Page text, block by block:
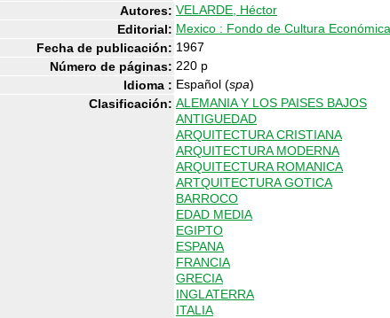
Autores: VELARDE, Héctor
Editorial: Mexico : Fondo de Cultura Económica
Fecha de publicación: 1967
Número de páginas: 220 p
Idioma : Español (spa)
Clasificación: ALEMANIA Y LOS PAISES BAJOS
ANTIGUEDAD
ARQUITECTURA CRISTIANA
ARQUITECTURA MODERNA
ARQUITECTURA ROMANICA
ARTQUITECTURA GOTICA
BARROCO
EDAD MEDIA
EGIPTO
ESPANA
FRANCIA
GRECIA
INGLATERRA
ITALIA